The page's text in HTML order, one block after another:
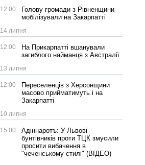
12:00
Голову громади з Рівненщини
мобілізували на Закарпатті
14 липня
12:00
На Прикарпатті вшанували
загиблого найманця з Австралії
13 липня
12:00
Переселенців з Херсонщини
масово прийматимуть і на
Закарпатті
10 липня
15:00
Адіннаротъ: У Львові
бунтівників проти ТЦК змусили
просити вибачення в
"чеченському стилі" (ВІДЕО)